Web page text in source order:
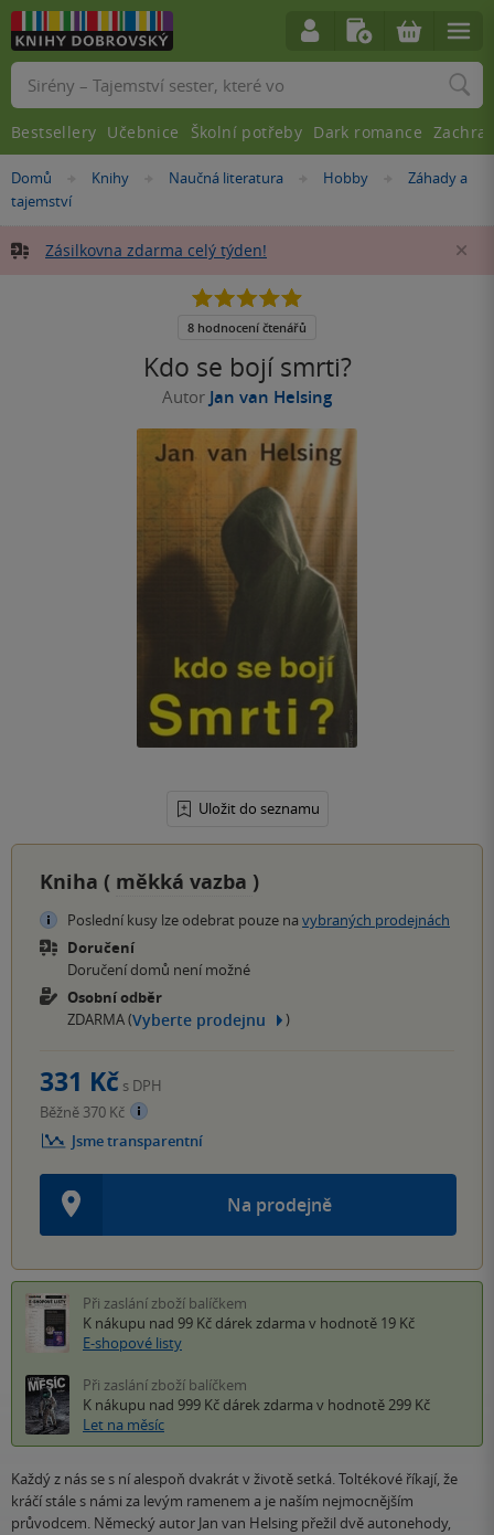
Nacházíte
se
Domů »Knihy »
Naučná literatura »Hobby »
Záhady a
tajemství
Zásilkovna zdarma celý týden!
Kdo se bojí smrti?
Autor Jan van Helsing
Uložit do seznamu
4.9
5
8 hodnocení čtenářů
Kniha ( měkká vazba )
Poslední kusy lze odebrat pouze na vybraných prodejnách
Doručení
Doručení domů není možné
Osobní odběr
ZDARMA (Vyberte prodejnu )
Na prodejně
331 Kč s DPH
Běžně 370 Kč
Jsme transparentní
Při zaslání zboží balíčkem
K nákupu nad 99 Kč dárek zdarma v hodnotě 19 Kč
E-shopové listy
Při zaslání zboží balíčkem
K nákupu nad 999 Kč dárek zdarma v hodnotě 299 Kč
Let na měsíc
Každý z nás se s ní alespoň dvakrát v životě setká. Toltékové říkají, že
kráčí stále s námi za levým ramenem a je naším nejmocnějším
průvodcem. Německý autor Jan van Helsing přežil dvě autonehody,
Vyhledávání
Bestsellery Učebnice Školní potřeby Dark romance